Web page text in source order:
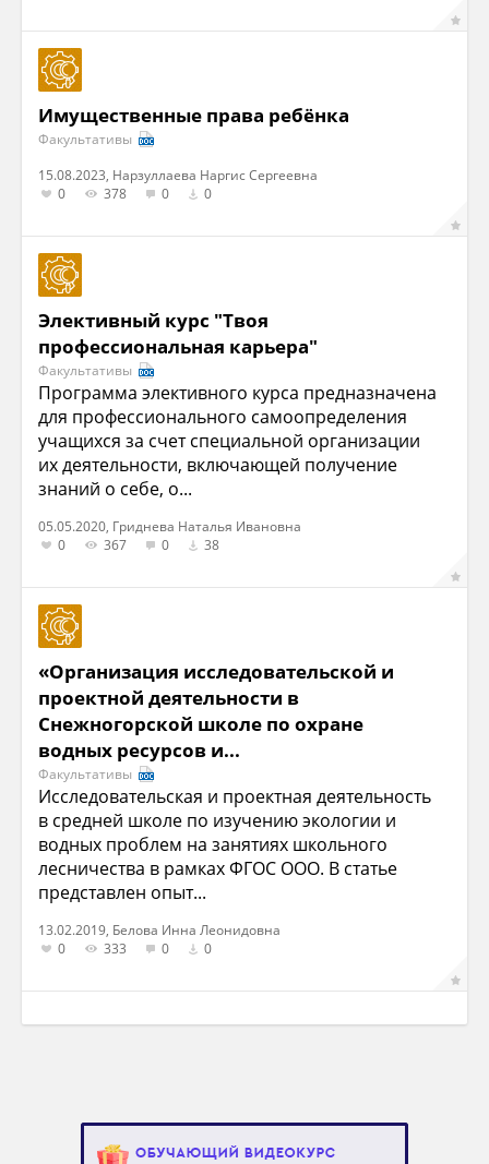
Имущественные права ребёнка
Факультативы
15.08.2023, Нарзуллаева Наргис Сергеевна
0
378 0 0
Элективный курс "Твоя
профессиональная карьера"
Факультативы
Программа элективного курса предназначена
для профессионального самоопределения
учащихся за счет специальной организации
их деятельности, включающей получение
знаний о себе, о...
05.05.2020, Гриднева Наталья Ивановна
0
367 0 38
«Организация исследовательской и
проектной деятельности в
Снежногорской школе по охране
водных ресурсов и...
Факультативы
Исследовательская и проектная деятельность
в средней школе по изучению экологии и
водных проблем на занятиях школьного
лесничества в рамках ФГОС ООО. В статье
представлен опыт...
13.02.2019, Белова Инна Леонидовна
0
333 0 0